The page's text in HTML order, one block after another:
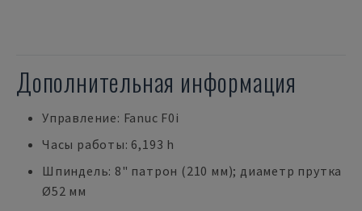
Дополнительная информация
Управление: Fanuc F0i
Часы работы: 6,193 h
Шпиндель: 8" патрон (210 мм); диаметр прутка
Ø52 мм